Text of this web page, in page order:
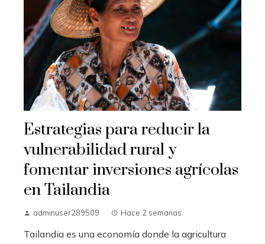
Estrategias para reducir la
vulnerabilidad rural y
fomentar inversiones agrícolas
en Tailandia
adminuser289509 Hace 2 semanas
Tailandia es una economía donde la agricultura